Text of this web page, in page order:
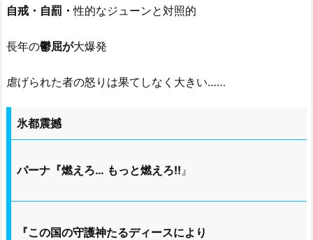
自戒・自罰・性的なジューンと対照的
長年の鬱屈が大爆発
虐げられた者の怒りは果てしなく大きい……
氷都震撼
パーナ『燃えろ… もっと燃えろ!!』
『この国の守護神たるディースにより